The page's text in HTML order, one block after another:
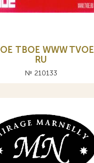
ТВОЕ WWW TVOE
RU
№ 210133